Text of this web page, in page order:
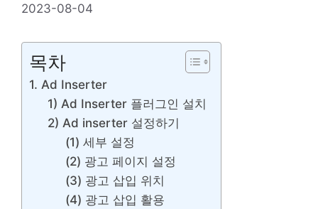
2023-08-04
목차
1. Ad Inserter
1) Ad Inserter 플러그인 설치
2) Ad inserter 설정하기
(1) 세부 설정
(2) 광고 페이지 설정
(3) 광고 삽입 위치
(4) 광고 삽입 활용